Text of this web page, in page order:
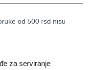
od 500 rsd nisu
za serviranje